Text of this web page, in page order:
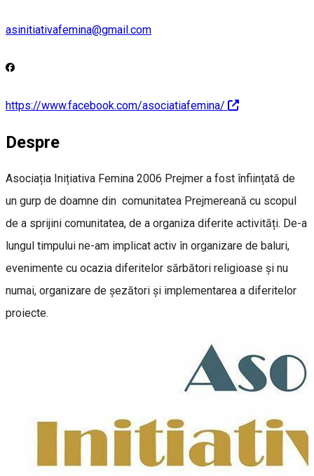
asinitiativafemina@gmail.com
https://www.facebook.com/asociatiafemina/
Despre
Asociația Inițiativa Femina 2006 Prejmer a fost înființată de
un gurp de doamne din comunitatea Prejmereană cu scopul
de a sprijini comunitatea, de a organiza diferite activități. De-a
lungul timpului ne-am implicat activ în organizare de baluri,
evenimente cu ocazia diferitelor sărbători religioase și nu
numai, organizare de șezători și implementarea a diferitelor
proiecte.